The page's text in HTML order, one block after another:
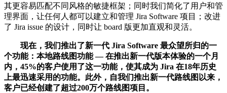
其更容易匹配不同风格的敏捷框架；同时我们简化了用户和管
理界面，让任何人都可以建立和管理 Jira Software 项目；改进
了 Jira issue 的设计，同时让 board 版更加直观和灵活。
现在，我们推出了新一代 Jira Software 最众望所归的一
个功能： 本地路线图功能 — 在推出新一代版本体验的一个月
内，45%的客户使用了这一功能，使其成为 Jira 在18年历史
上最迅速采用的功能。此外，自我们推出新一代路线图以来，
客户已经创建了超过200万个路线图项目。